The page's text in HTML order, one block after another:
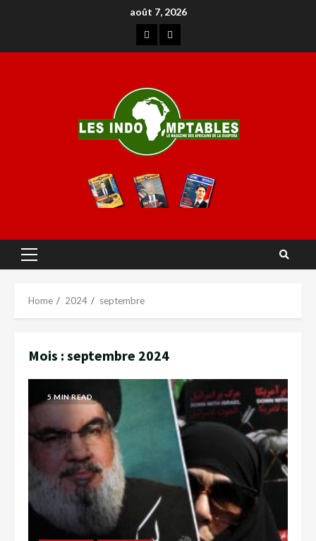
août 7, 2026
Home 2024 septembre
Mois : septembre 2024
5 MIN READ